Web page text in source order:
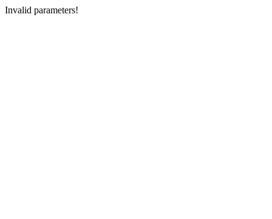
Invalid parameters!